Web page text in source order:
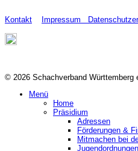
Kontakt Impressum
© 2026 Schachverband Württemberg
Menü
Home
Präsidium
Adressen
Förderungen &
Mitmachen bei
Jugendordnungen